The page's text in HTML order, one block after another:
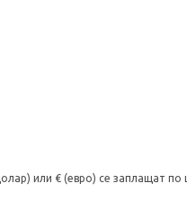
или € (евро) се заплащат